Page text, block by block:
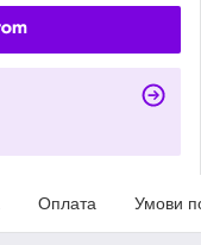
Оплата Умови